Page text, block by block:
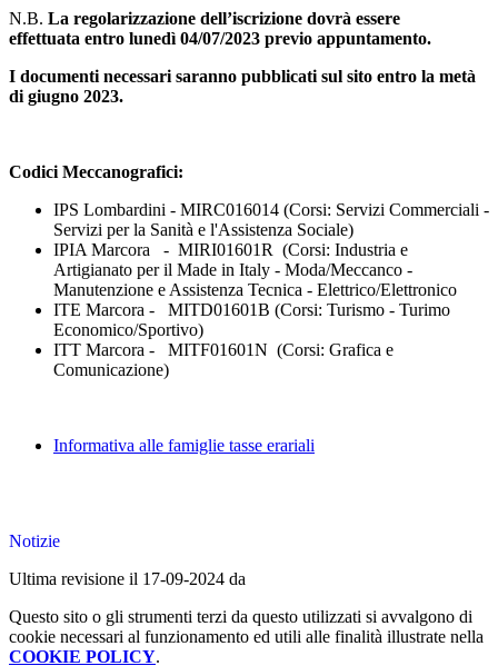
N.B. La regolarizzazione dell’iscrizione dovrà essere
effettuata entro lunedì 04/07/2023 previo appuntamento.
I documenti necessari saranno pubblicati sul sito entro la metà
di giugno 2023.
Codici Meccanografici:
IPS Lombardini - MIRC016014 (Corsi: Servizi Commerciali -
Servizi per la Sanità e l'Assistenza Sociale)
IPIA Marcora - MIRI01601R (Corsi: Industria e
Artigianato per il Made in Italy - Moda/Meccanco -
Manutenzione e Assistenza Tecnica - Elettrico/Elettronico
ITE Marcora - MITD01601B (Corsi: Turismo - Turimo
Economico/Sportivo)
ITT Marcora - MITF01601N (Corsi: Grafica e
Comunicazione)
Informativa alle famiglie tasse erariali
Notizie
Ultima revisione il 17-09-2024 da
Questo sito o gli strumenti terzi da questo utilizzati si avvalgono di
cookie necessari al funzionamento ed utili alle finalità illustrate nella
COOKIE POLICY.